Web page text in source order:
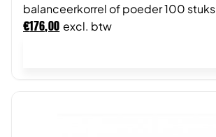
balanceerkorrel of poeder 100 stuks
€176,00 excl. btw